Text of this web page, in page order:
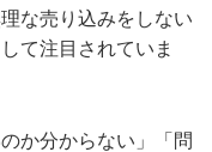
な売り込みをしない
て注目されていま
か分からない」「問